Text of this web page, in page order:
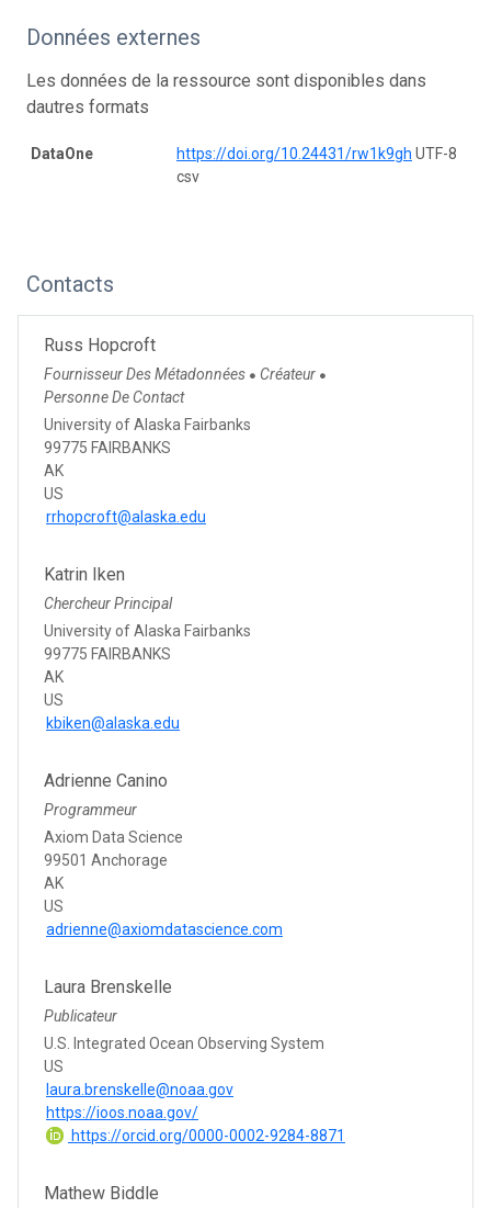
Données externes
Les données de la ressource sont disponibles dans
dautres formats
DataOne https://doi.org/10.24431/rw1k9gh UTF-8
csv
Contacts
Russ Hopcroft
Fournisseur Des Métadonnées ● Créateur ●
Personne De Contact
University of Alaska Fairbanks
99775 FAIRBANKS
AK
US
rrhopcroft@alaska.edu
Katrin Iken
Chercheur Principal
University of Alaska Fairbanks
99775 FAIRBANKS
AK
US
kbiken@alaska.edu
Adrienne Canino
Programmeur
Axiom Data Science
99501 Anchorage
AK
US
adrienne@axiomdatascience.com
Laura Brenskelle
Publicateur
U.S. Integrated Ocean Observing System
US
laura.brenskelle@noaa.gov
https://ioos.noaa.gov/
https://orcid.org/0000-0002-9284-8871
Mathew Biddle